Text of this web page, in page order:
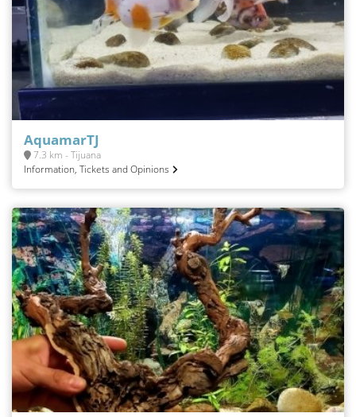
AquamarTJ
7.3 km - Tijuana
Information, Tickets and Opinions